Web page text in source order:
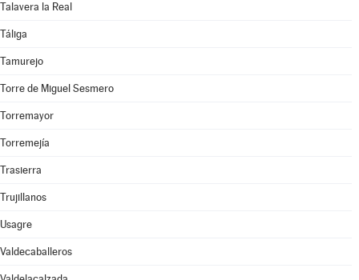
Talavera la Real
Táliga
Tamurejo
Torre de Miguel Sesmero
Torremayor
Torremejía
Trasierra
Trujillanos
Usagre
Valdecaballeros